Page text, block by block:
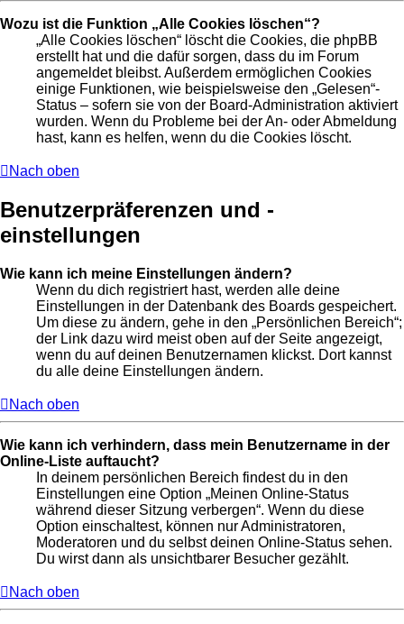
Wozu ist die Funktion „Alle Cookies löschen“?
„Alle Cookies löschen“ löscht die Cookies, die phpBB
erstellt hat und die dafür sorgen, dass du im Forum
angemeldet bleibst. Außerdem ermöglichen Cookies
einige Funktionen, wie beispielsweise den „Gelesen“-
Status – sofern sie von der Board-Administration aktiviert
wurden. Wenn du Probleme bei der An- oder Abmeldung
hast, kann es helfen, wenn du die Cookies löscht.
Nach oben
Benutzerpräferenzen und -
einstellungen
Wie kann ich meine Einstellungen ändern?
Wenn du dich registriert hast, werden alle deine
Einstellungen in der Datenbank des Boards gespeichert.
Um diese zu ändern, gehe in den „Persönlichen Bereich“;
der Link dazu wird meist oben auf der Seite angezeigt,
wenn du auf deinen Benutzernamen klickst. Dort kannst
du alle deine Einstellungen ändern.
Nach oben
Wie kann ich verhindern, dass mein Benutzername in der
Online-Liste auftaucht?
In deinem persönlichen Bereich findest du in den
Einstellungen eine Option „Meinen Online-Status
während dieser Sitzung verbergen“. Wenn du diese
Option einschaltest, können nur Administratoren,
Moderatoren und du selbst deinen Online-Status sehen.
Du wirst dann als unsichtbarer Besucher gezählt.
Nach oben